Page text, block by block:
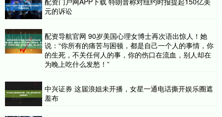
元的诉讼
配资导航官网 90岁美国心理女博士再次语出惊人！她
说：“你所有的痛苦与困顿，都是自己一个人的事情，你
的生死，不关任何人的事，你的伤口在流血，别人却在
为晚上吃什么发愁！”
中兴证券 这届浪姐未开播，女星一通电话撕开娱乐圈遮
羞布